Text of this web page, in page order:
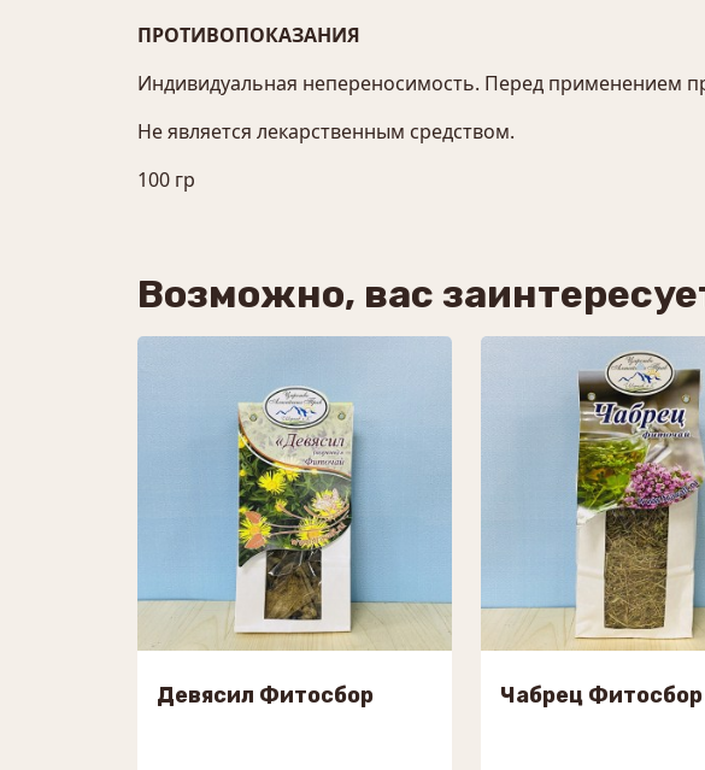
ПРОТИВОПОКАЗАНИЯ
Индивидуальная непереносимость. Перед применением
Не является лекарственным средством.
100 гр
Возможно, вас
Девясил Фитосбор Чабрец Фитосбор